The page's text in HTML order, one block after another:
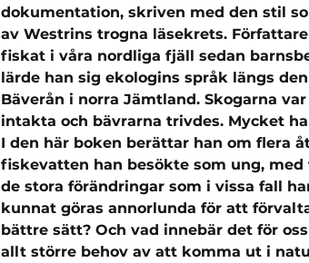
dokumentation, skriven med den stil
av Westrins trogna läsekrets.
fiskat i våra nordliga fjäll sedan
lärde han sig ekologins språk längs
Bäverån i norra Jämtland. Skogarna
intakta och bävrarna trivdes. Mycket
I den här boken berättar han om flera
fiskevatten han besökte som ung,
de stora förändringar som i vissa fall
kunnat göras annorlunda för att
bättre sätt? Och vad innebär det för
allt större behov av att komma ut i